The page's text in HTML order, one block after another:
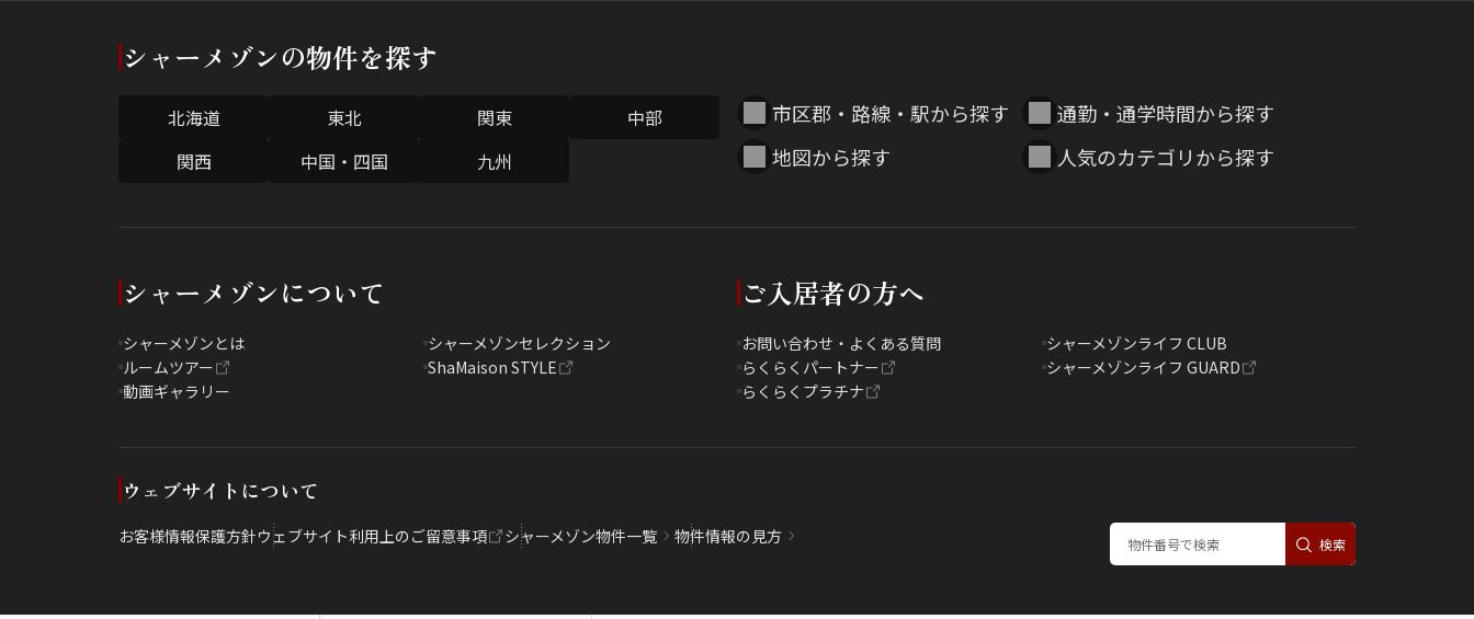
シャーメゾンの物件を探す
北海道 東北 関東
中部
関西
中国・四国 九州
市区郡・路線・駅から探す
通勤・通学時間から探す
地図から探す
人気のカテゴリから探す
シャーメゾンについて
シャーメゾンとは
シャーメゾンセレクション
ルームツアー
ShaMaison STYLE
動画ギャラリー
ご入居者の方へ
お問い合わせ・よくある質問
シャーメゾンライフ CLUB
らくらくパートナー
シャーメゾンライフ GUARD
らくらくプラチナ
ウェブサイトについて
お客様情報保護方針ウェブサイト利用上のご留意事項 シャーメゾン物件一覧 物件情報の見方